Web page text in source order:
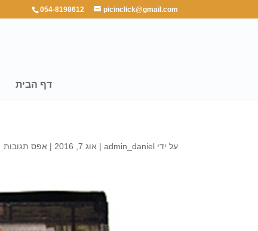
054-8198612 picinclick@gmail.com
דף הבית
על ידיadmin_daniel
| אוג 7, 2016 | אפס תגובות